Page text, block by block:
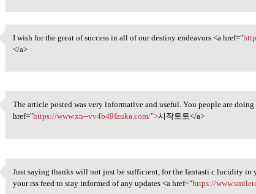
I wish for the great of
I wish for the great of success in all of our destiny endeavors <a href="
</a>
The article posted was very
The article posted was very informative and useful. You people are
href="https://www.xn--vv4b49fzuka.com/">시작토토</a>
Just saying thanks will not
Just saying thanks will not just be sufficient, for the fantasti c lucidity
your rss feed to stay informed of any updates <a href="https://